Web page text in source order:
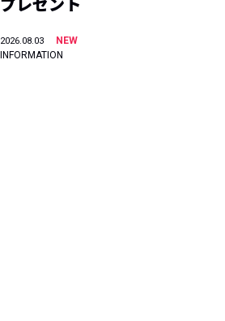
プレゼント
2026.08.03
NEW
INFORMATION